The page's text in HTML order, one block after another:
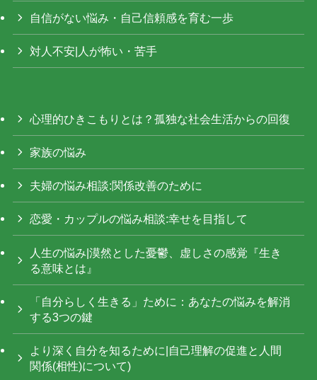
自信がない悩み・自己信頼感を育む一歩
対人不安|人が怖い・苦手
心理的ひきこもりとは？孤独な社会生活からの回復
家族の悩み
夫婦の悩み相談:関係改善のために
恋愛・カップルの悩み相談:幸せを目指して
人生の悩み|漠然とした憂鬱、虚しさの感覚『生き
る意味とは』
「自分らしく生きる」ために：あなたの悩みを解消
する3つの鍵
より深く自分を知るために|自己理解の促進と人間
関係(相性)について)